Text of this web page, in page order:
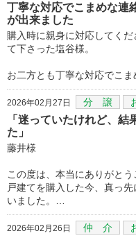
丁寧な対応でこまめな連
が出来ました
購入時に親身に対応してく
て下さった塩谷様。
お二方とも丁寧な対応でこ
2026年02月27日 分 譲
「迷っていたけれど、
た」
藤井様
この度は、本当にありがとう
戸建てを購入した今、真っ
いました。…
2026年02月26日 仲 介